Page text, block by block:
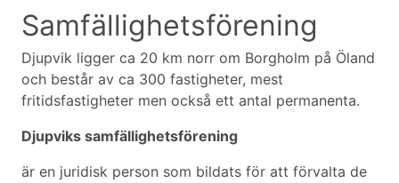
Samfällighetsförening
Djupvik ligger ca 20 km norr om Borgholm på Öland
och består av ca 300 fastigheter, mest
fritidsfastigheter men också ett antal permanenta.
Djupviks samfällighetsförening
är en juridisk person som bildats för att förvalta de